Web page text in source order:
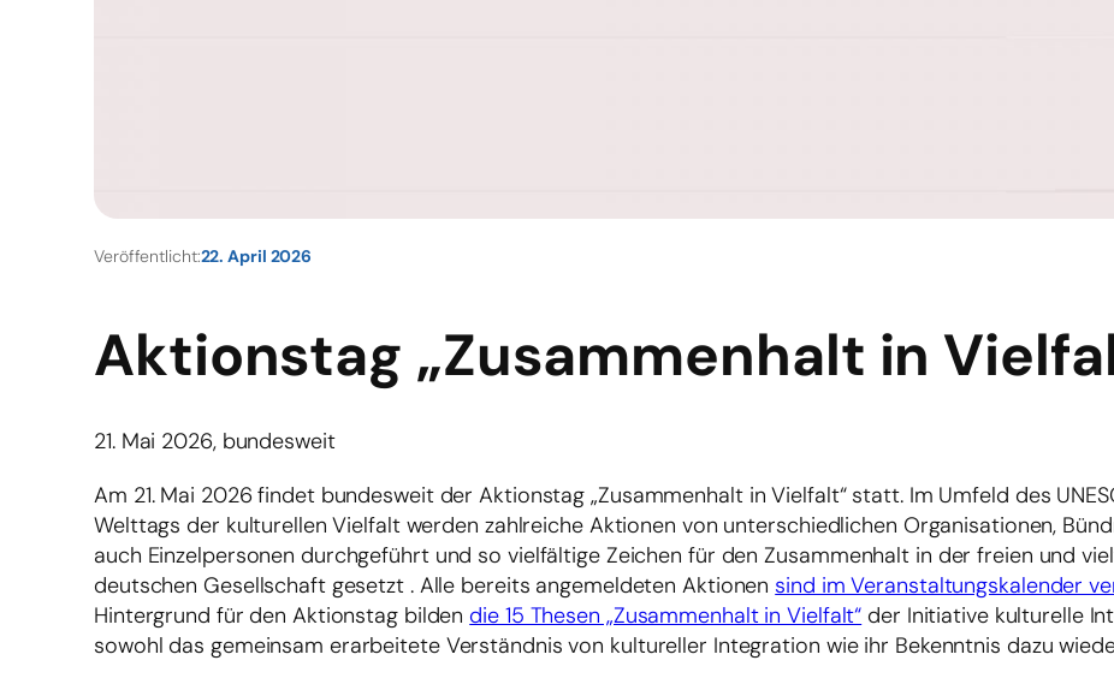
Veröffentlicht:22. April 2026
Aktionstag „Zusammenhalt in
21. Mai 2026, bundesweit
Am 21. Mai 2026 findet bundesweit der Aktionstag „Zusammenhalt in Vielfalt“ statt. Im Umfeld des
Welttags der kulturellen Vielfalt werden zahlreiche Aktionen von unterschiedlichen Organisationen,
auch Einzelpersonen durchgeführt und so vielfältige Zeichen für den Zusammenhalt in der freien und
deutschen Gesellschaft gesetzt . Alle bereits angemeldeten Aktionen sind im Veranstaltungskalender
Hintergrund für den Aktionstag bildendie 15 Thesen „Zusammenhalt in Vielfalt“ der Initiative kulturelle
sowohl das gemeinsam erarbeitete Verständnis von kultureller Integration wie ihr Bekenntnis dazu